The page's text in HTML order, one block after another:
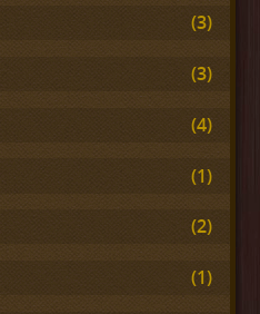
(3)
(3)
(4)
(1)
(2)
(1)